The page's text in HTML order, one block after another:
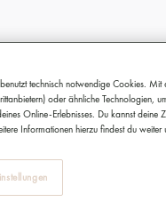
technisch notwendige Cookies.
oder ähnliche Technologien,
Online-Erlebnisses. Du kannst
Informationen hierzu findest du weiter